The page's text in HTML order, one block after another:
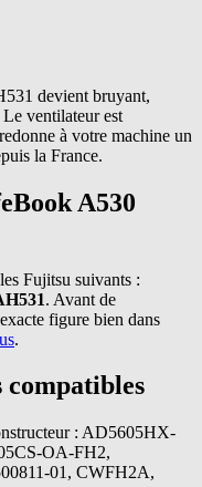
devient bruyant,
ventilateur est
à votre machine un
la France.
A530
Fujitsu suivants :
. Avant de
figure bien dans
.
compatibles
: AD5605HX-
OA-FH2,
01, CWFH2A,